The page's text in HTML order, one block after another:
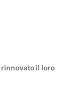
il loro